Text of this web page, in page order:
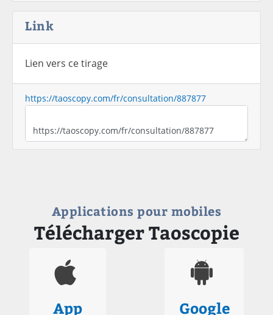
Link
Lien vers ce tirage
https://taoscopy.com/fr/consultation/887877
Applications pour mobiles
Télécharger Taoscopie
App Google